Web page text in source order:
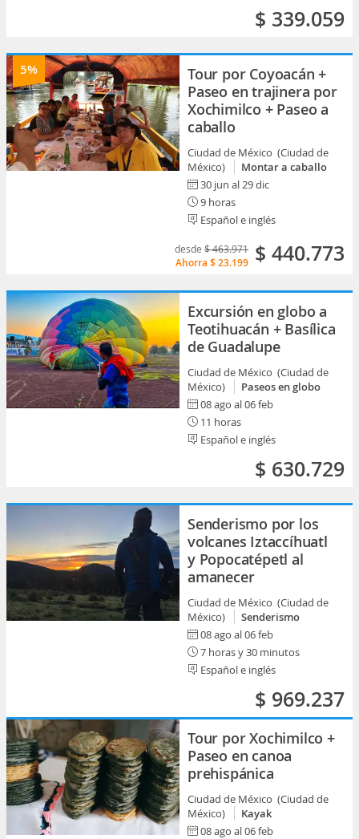
$ 339.059
5%
Tour por Coyoacán +
Paseo en trajinera por
Xochimilco + Paseo a
caballo
Ciudad de México (Ciudad de
México)
Montar a caballo
30 jun al 29 dic
9 horas
Español e inglés
desde $ 463.971
Ahorra $ 23.199 $ 440.773
Excursión en globo a
Teotihuacán + Basílica
de Guadalupe
Ciudad de México (Ciudad de
México)
Paseos en globo
08 ago al 06 feb
11 horas
Español e inglés
$ 630.729
Senderismo por los
volcanes Iztaccíhuatl
y Popocatépetl al
amanecer
Ciudad de México (Ciudad de
México)
Senderismo
08 ago al 06 feb
7 horas y 30 minutos
Español e inglés
$ 969.237
Tour por Xochimilco +
Paseo en canoa
prehispánica
Ciudad de México (Ciudad de
México)
Kayak
08 ago al 06 feb